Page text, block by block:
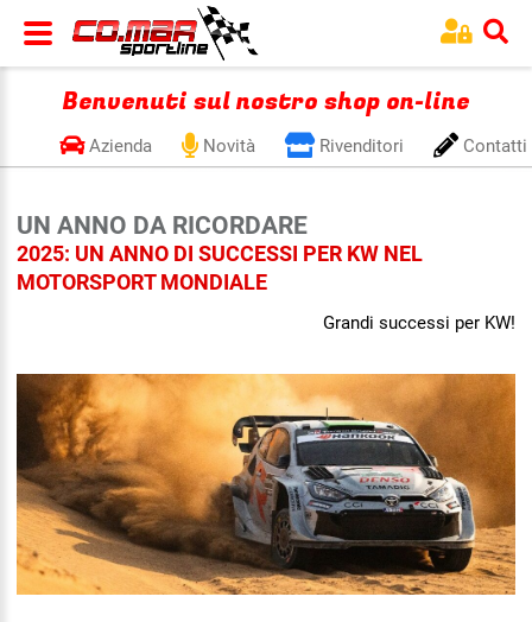
Benvenuti sul nostro shop on-line
Azienda Novità Rivenditori Contatti
UN ANNO DA RICORDARE
2025: UN ANNO DI SUCCESSI PER KW NEL
MOTORSPORT MONDIALE
Grandi successi per KW!